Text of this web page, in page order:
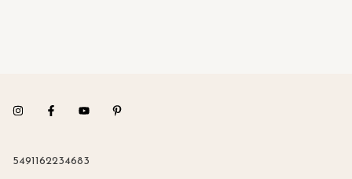
5491162234683